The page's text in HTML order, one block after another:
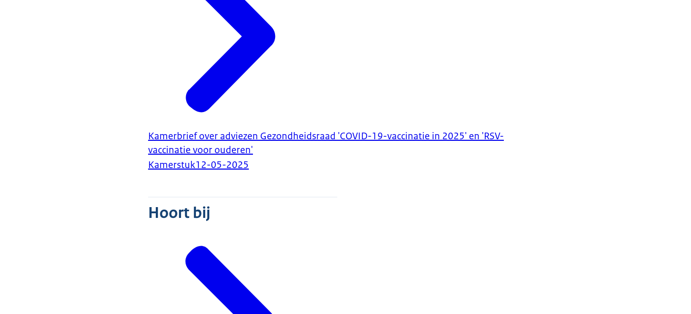
Kamerbrief over adviezen Gezondheidsraad 'COVID-19-vaccinatie in 2025' en 'RSV-
vaccinatie voor ouderen'
Kamerstuk12-05-2025
Hoort bij